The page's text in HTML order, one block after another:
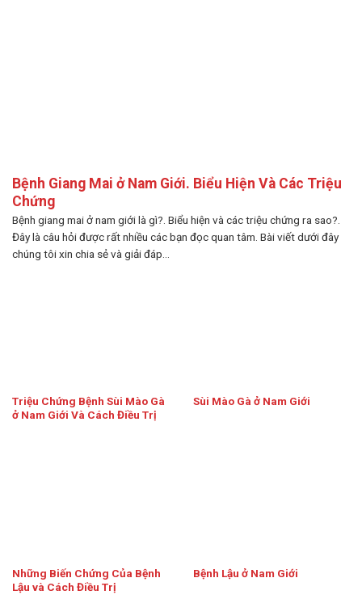
Bệnh Giang Mai ở Nam Giới. Biểu Hiện Và Các Triệu
Chứng
Bệnh giang mai ở nam giới là gì?. Biểu hiện và các triệu chứng ra sao?.
Đây là câu hỏi được rất nhiều các bạn đọc quan tâm. Bài viết dưới đây
chúng tôi xin chia sẻ và giải đáp...
Triệu Chứng Bệnh Sùi Mào Gà
ở Nam Giới Và Cách Điều Trị
Sùi Mào Gà ở Nam Giới
Những Biến Chứng Của Bệnh
Lậu và Cách Điều Trị
Bệnh Lậu ở Nam Giới